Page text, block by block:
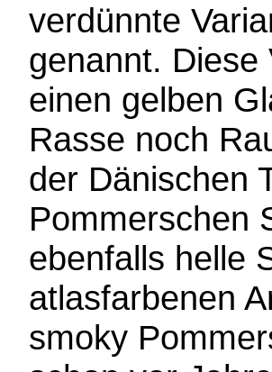
verdünnte
genannt. Diese
einen gelben
Rasse noch
der Dänischen
Pommerschen
ebenfalls helle
atlasfarbenen
smoky